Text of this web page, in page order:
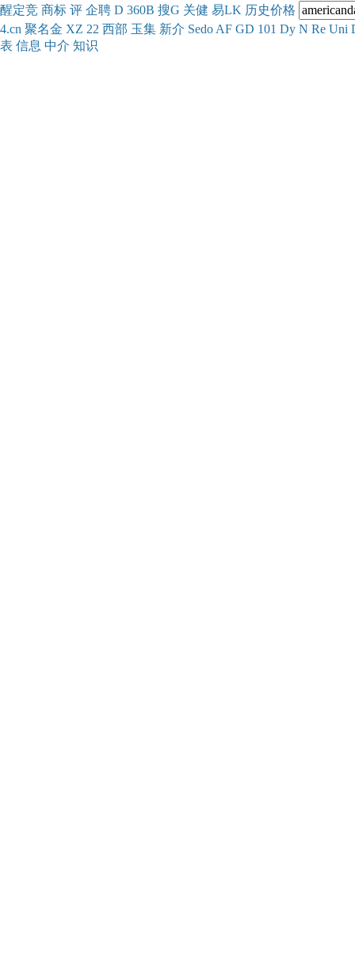
醒定竞 商标 评 企聘 D 360B 搜G 关健 易LK 历史价格
4.cn 聚名金 XZ 22 西部 玉集 新介 Sedo AF GD 101 Dy N Re Uni
表 信息 中介 知识